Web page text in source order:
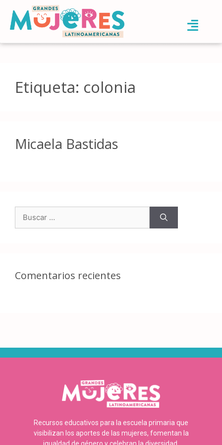
Etiqueta: colonia
Micaela Bastidas
Comentarios recientes
Recursos educativos para la escuela primaria que
visibilizan los aportes de las mujeres, fomentan la
igualdad de género y celebran la diversidad.